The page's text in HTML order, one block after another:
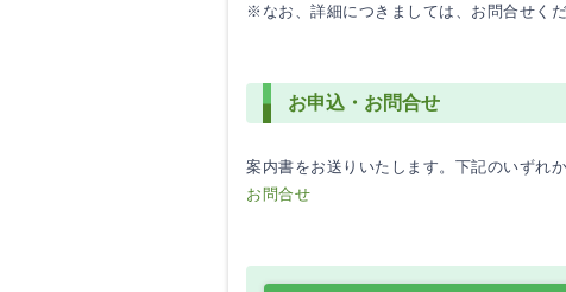
※なお、詳細につきましては、お問合せくだ
お申込・お問合せ
案内書をお送りいたします。下記のいずれ
お問合せ